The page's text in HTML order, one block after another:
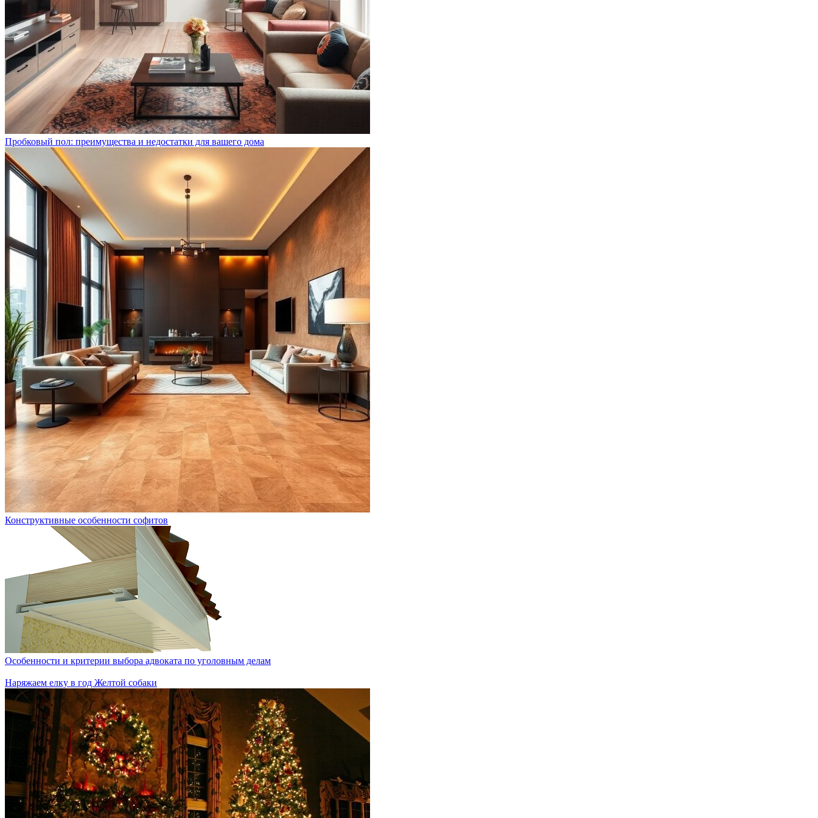
Пробковый пол: преимущества и недостатки для вашего дома
Конструктивные особенности софитов
Особенности и критерии выбора адвоката по уголовным делам
Наряжаем елку в год Желтой собаки